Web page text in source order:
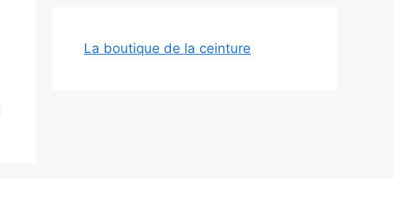
La boutique de la ceinture